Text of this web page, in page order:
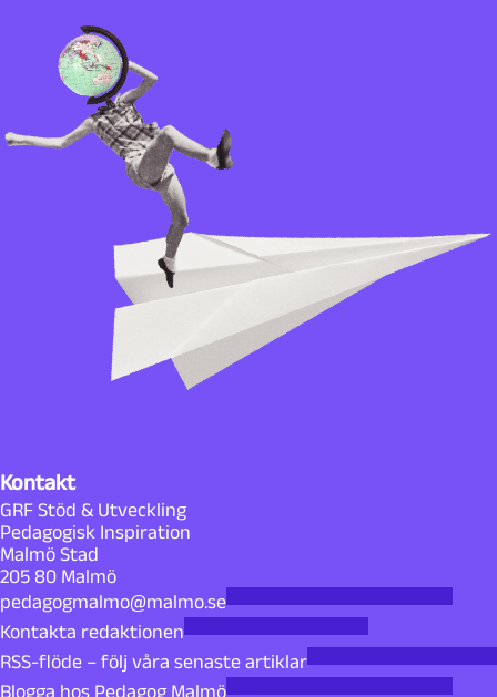
Kontakt
GRF Stöd & Utveckling
Pedagogisk Inspiration
Malmö Stad
205 80 Malmö
pedagogmalmo@malmo.se
Kontakta redaktionen
RSS-flöde – följ våra senaste artiklar
Blogga hos Pedagog Malmö